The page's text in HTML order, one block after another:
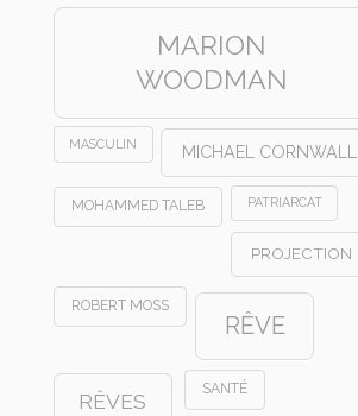
MARION
WOODMAN
MASCULIN MICHAEL CORNWALL
MOHAMMED TALEB PATRIARCAT
PROJECTION
ROBERT MOSS
RÊVE
RÊVES
SANTÉ